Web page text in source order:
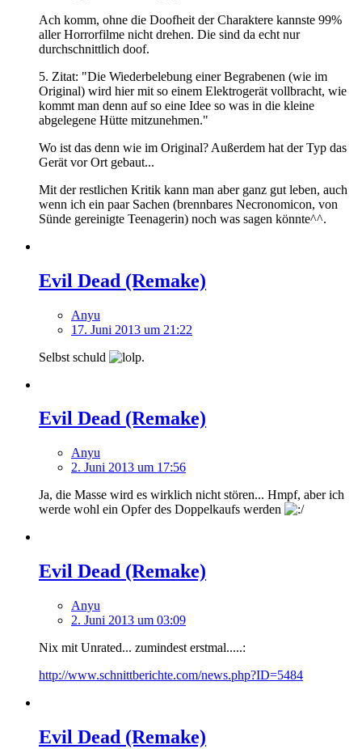
Ach komm, ohne die Doofheit der Charaktere kannste 99%
aller Horrorfilme nicht drehen. Die sind da echt nur
durchschnittlich doof.
5. Zitat: "Die Wiederbelebung einer Begrabenen (wie im
Original) wird hier mit so einem Elektrogerät vollbracht, wie
kommt man denn auf so eine Idee so was in die kleine
abgelegene Hütte mitzunehmen."
Wo ist das denn wie im Original? Außerdem hat der Typ das
Gerät vor Ort gebaut...
Mit der restlichen Kritik kann man aber ganz gut leben, auch
wenn ich ein paar Sachen (brennbares Necronomicon, von
Sünde gereinigte Teenagerin) noch was sagen könnte^^.
Evil Dead (Remake)
Anyu
17. Juni 2013 um 21:22
Selbst schuld
.
Evil Dead (Remake)
Anyu
2. Juni 2013 um 17:56
Ja, die Masse wird es wirklich nicht stören... Hmpf, aber ich
werde wohl ein Opfer des Doppelkaufs werden
Evil Dead (Remake)
Anyu
2. Juni 2013 um 03:09
Nix mit Unrated... zumindest erstmal.....:
http://www.schnittberichte.com/news.php?ID=5484
Evil Dead (Remake)